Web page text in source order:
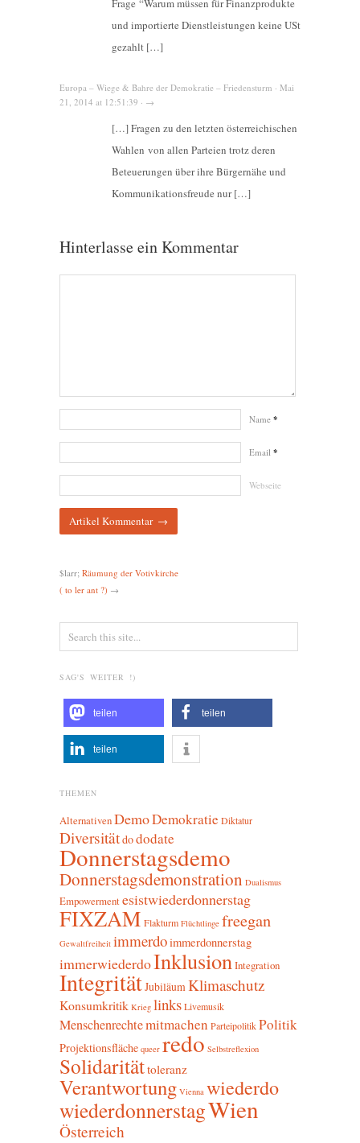
Frage “Warum müssen für Finanzprodukte
und importierte Dienstleistungen keine USt
gezahlt […]
Europa – Wiege & Bahre der Demokratie – Friedensturm · Mai
21, 2014 at 12:51:39 · →
[…] Fragen zu den letzten österreichischen
Wahlen von allen Parteien trotz deren
Beteuerungen über ihre Bürgernähe und
Kommunikationsfreude nur […]
Hinterlasse ein Kommentar
Name *
Email *
Webseite
$larr; Räumung der Votivkirche
( to ler ant ?) →
SAG'S WEITER !)
teilen teilen
teilen
THEMEN
AlternativenDemoDemokratie Diktatur
Diversitätdododate
Donnerstagsdemo
Donnerstagsdemonstration Dualismus
Empowermentesistwiederdonnerstag
FIXZAM Flakturm Flüchtlinge freegan
Gewaltfreiheit immerdoimmerdonnerstag
immerwiederdoInklusionIntegration
IntegritätJubiläumKlimaschutz
Konsumkritik Krieg linksLivemusik
Menschenrechtemitmachen ParteipolitikPolitik
Projektionsfläche queer redo Selbstreflexion
Solidaritättoleranz
Verantwortung Vienna wiederdo
wiederdonnerstagWien
Österreich